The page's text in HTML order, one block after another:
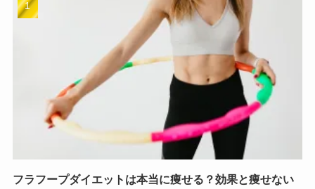
フラフープダイエットは本当に痩せる？効果と痩せない